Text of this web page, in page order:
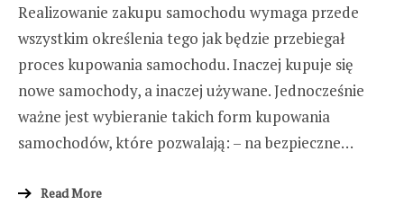
Realizowanie zakupu samochodu wymaga przede
wszystkim określenia tego jak będzie przebiegał
proces kupowania samochodu. Inaczej kupuje się
nowe samochody, a inaczej używane. Jednocześnie
ważne jest wybieranie takich form kupowania
samochodów, które pozwalają: – na bezpieczne…
Read More